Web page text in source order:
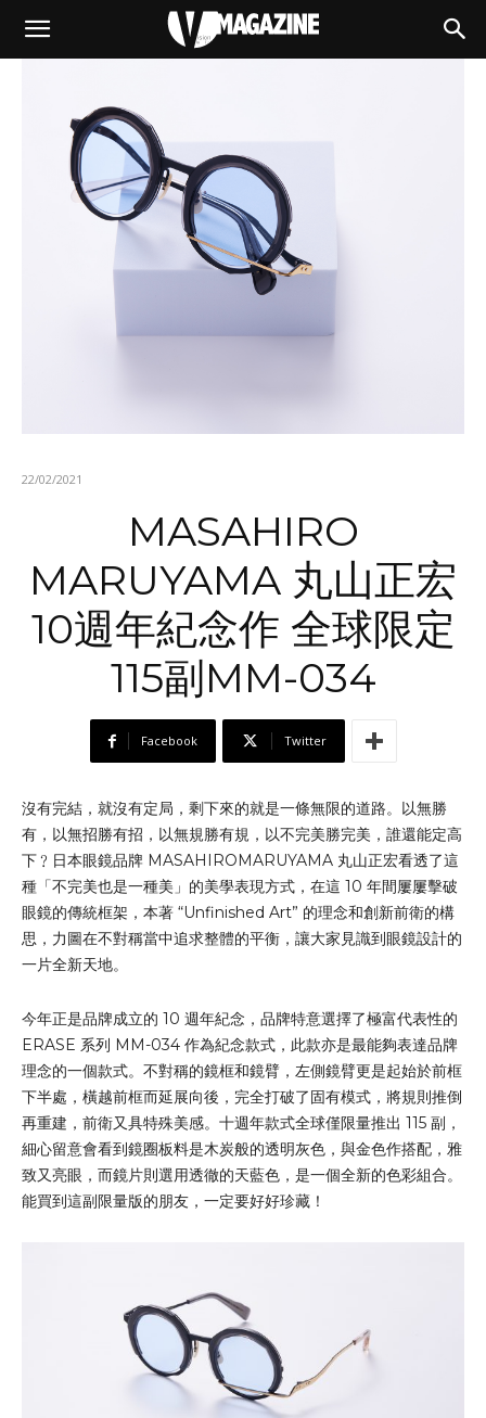
22/02/2021
MASAHIRO
MARUYAMA 丸山正宏
10週年紀念作 全球限定
115副MM-034
Facebook Twitter
沒有完結，就沒有定局，剩下來的就是一條無限的道路。以無勝
有，以無招勝有招，以無規勝有規，以不完美勝完美，誰還能定高
下﹖日本眼鏡品牌 MASAHIROMARUYAMA 丸山正宏看透了這
種「不完美也是一種美」的美學表現方式，在這 10 年間屢屢擊破
眼鏡的傳統框架，本著 “Unfinished Art” 的理念和創新前衛的構
思，力圖在不對稱當中追求整體的平衡，讓大家見識到眼鏡設計的
一片全新天地。
今年正是品牌成立的 10 週年紀念，品牌特意選擇了極富代表性的
ERASE 系列 MM-034 作為紀念款式，此款亦是最能夠表達品牌
理念的一個款式。不對稱的鏡框和鏡臂，左側鏡臂更是起始於前框
下半處，橫越前框而延展向後，完全打破了固有模式，將規則推倒
再重建，前衛又具特殊美感。十週年款式全球僅限量推出 115 副，
細心留意會看到鏡圈板料是木炭般的透明灰色，與金色作搭配，雅
致又亮眼，而鏡片則選用透徹的天藍色，是一個全新的色彩組合。
能買到這副限量版的朋友，一定要好好珍藏！